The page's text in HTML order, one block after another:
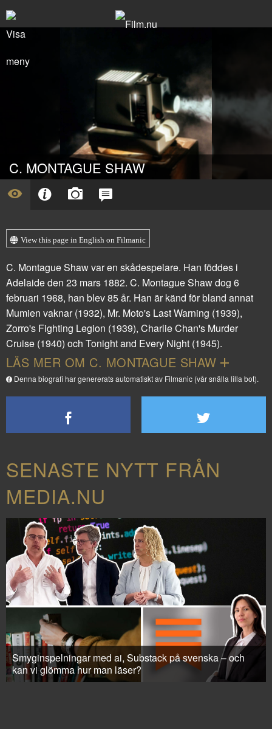
C. MONTAGUE SHAW
View this page in English on Filmanic
C. Montague Shaw var en skådespelare. Han föddes i
Adelaide den 23 mars 1882. C. Montague Shaw dog 6
februari 1968, han blev 85 år. Han är känd för bland annat
Mumien vaknar(1932), Mr. Moto's Last Warning (1939),
Zorro's Fighting Legion (1939), Charlie Chan's Murder
Cruise (1940) och Tonight and Every Night (1945).
LÄS MER OM C. MONTAGUE SHAW
Denna biografi har genererats automatiskt av Filmanic (vår snälla lilla bot).
SENASTE NYTT FRÅN
MEDIA.NU
Smyginspelningar med ai, Substack på svenska – och
kan vi glömma hur man läser?